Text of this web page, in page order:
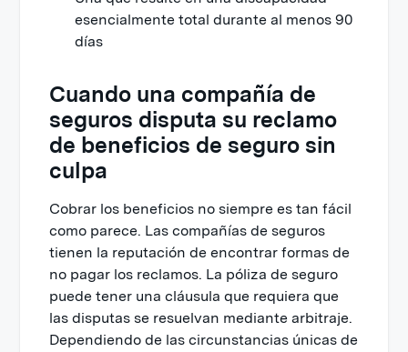
esencialmente total durante al menos 90
días
Cuando una compañía de
seguros disputa su reclamo
de beneficios de seguro sin
culpa
Cobrar los beneficios no siempre es tan fácil
como parece. Las compañías de seguros
tienen la reputación de encontrar formas de
no pagar los reclamos. La póliza de seguro
puede tener una cláusula que requiera que
las disputas se resuelvan mediante arbitraje.
Dependiendo de las circunstancias únicas de